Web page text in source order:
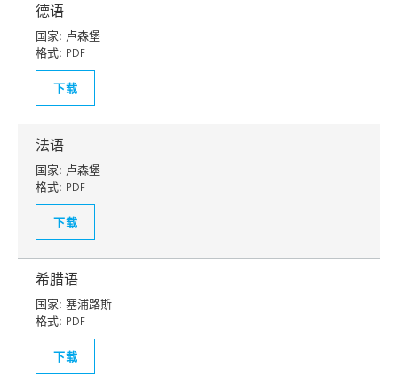
德语
国家: 卢森堡
格式: PDF
下载
法语
国家: 卢森堡
格式: PDF
下载
希腊语
国家: 塞浦路斯
格式: PDF
下载